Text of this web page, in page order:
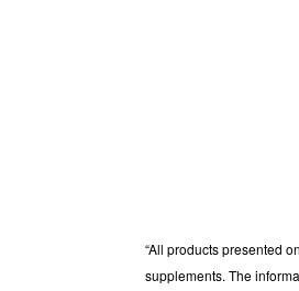
“All products presented
supplements. The